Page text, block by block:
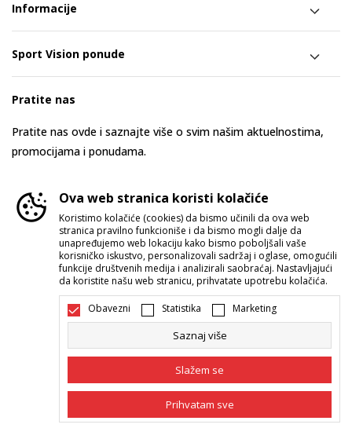
Informacije
Sport Vision ponude
Pratite nas
Pratite nas ovde i saznajte više o svim našim aktuelnostima,
promocijama i ponudama.
Srbija Promenite
Nastojimo da budemo što precizniji u opisu proizvoda, prikazu slika i
samih cena, ali ne možemo garantovati da su sve informacije kompletne i
Ova web stranica koristi kolačiće
Koristimo kolačiće (cookies) da bismo učinili da ova web
stranica pravilno funkcioniše i da bismo mogli dalje da
unapređujemo web lokaciju kako bismo poboljšali vaše
korisničko iskustvo, personalizovali sadržaj i oglase, omogućili
funkcije društvenih medija i analizirali saobraćaj. Nastavljajući
da koristite našu web stranicu, prihvatate upotrebu kolačića.
Obavezni Statistika Marketing
Saznaj više
Slažem se
Prihvatam sve